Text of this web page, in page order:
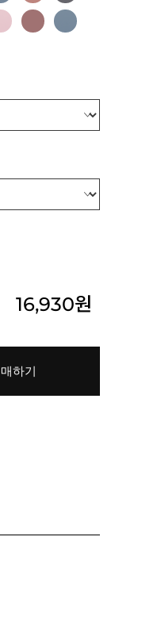
16,930원
하기